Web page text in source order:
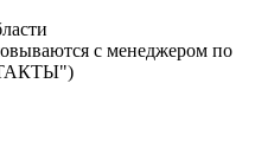
с менеджером по